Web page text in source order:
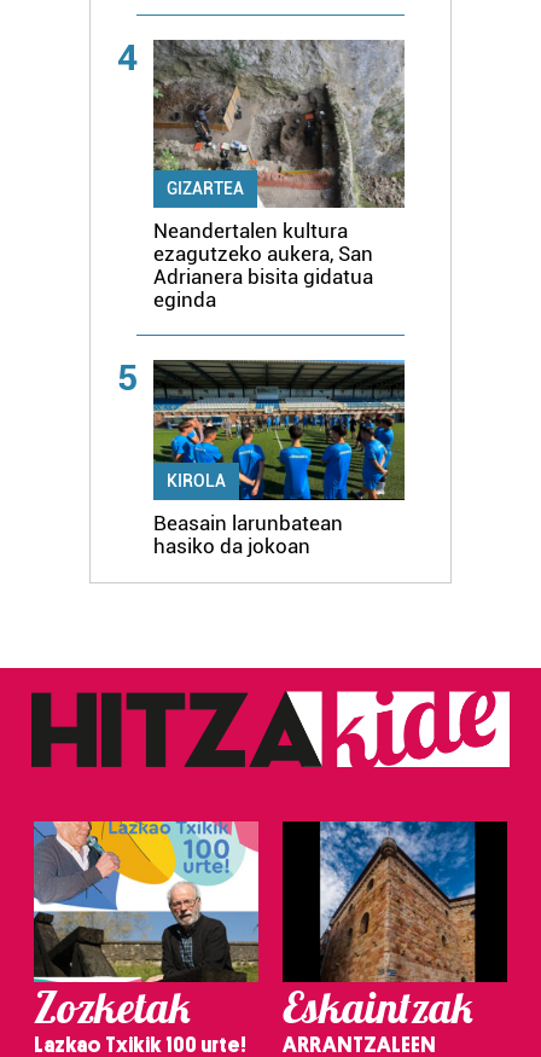
4
GIZARTEA
Neandertalen kultura
ezagutzeko aukera, San
Adrianera bisita gidatua
eginda
5
KIROLA
Beasain larunbatean
hasiko da jokoan
Zozketak
Lazkao Txikik 100 urte!
Eskaintzak
ARRANTZALEEN